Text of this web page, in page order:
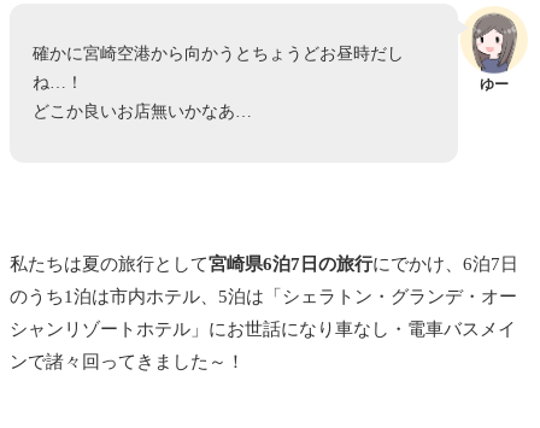
ゆー
確かに宮崎空港から向かうとちょうどお昼時だし
ね…！
どこか良いお店無いかなあ…
私たちは夏の旅行として宮崎県6泊7日の旅行にでかけ、6泊7日
のうち1泊は市内ホテル、5泊は「シェラトン・グランデ・オー
シャンリゾートホテル」にお世話になり車なし・電車バスメイ
ンで諸々回ってきました～！